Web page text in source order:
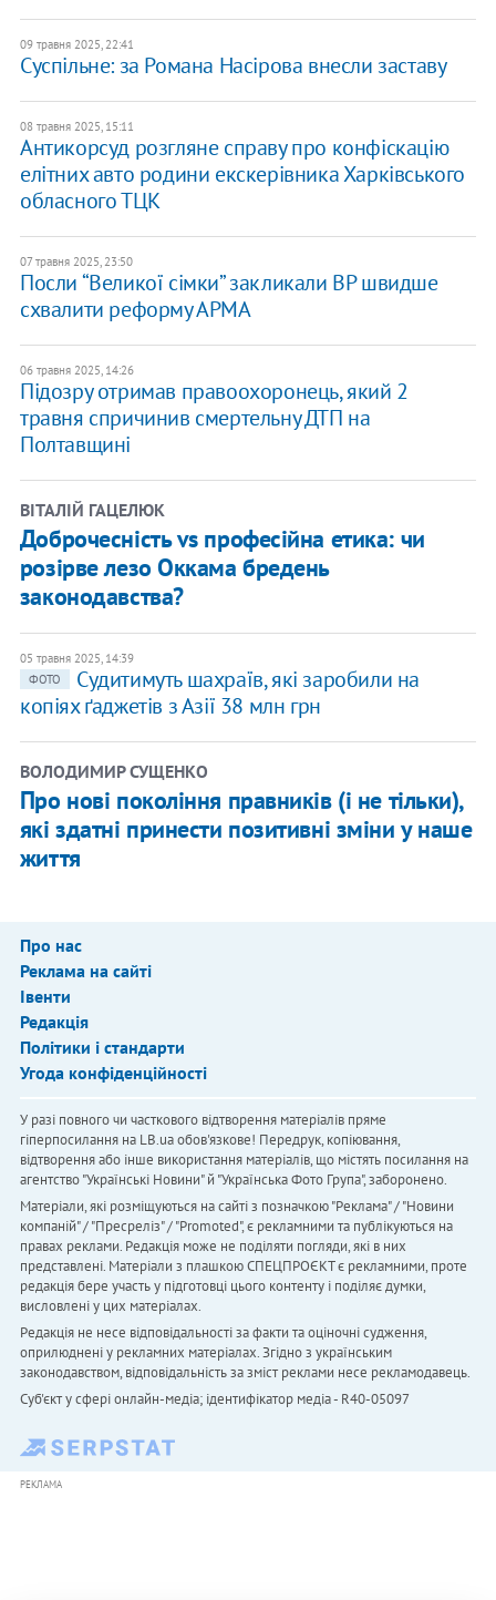
09 травня 2025, 22:41
Суспільне: за Романа Насірова внесли заставу
08 травня 2025, 15:11
Антикорсуд розгляне справу про конфіскацію
елітних авто родини екскерівника Харківського
обласного ТЦК
07 травня 2025, 23:50
Посли “Великої сімки” закликали ВР швидше
схвалити реформу АРМА
06 травня 2025, 14:26
Підозру отримав правоохоронець, який 2
травня спричинив смертельну ДТП на
Полтавщині
ВІТАЛІЙ ГАЦЕЛЮК
Доброчесність vs професійна етика: чи
розірве лезо Оккама бредень
законодавства?
05 травня 2025, 14:39
ФОТО
Судитимуть шахраїв, які заробили на
копіях ґаджетів з Азії 38 млн грн
ВОЛОДИМИР СУЩЕНКО
Про нові покоління правників (і не тільки),
які здатні принести позитивні зміни у наше
життя
Про нас
Реклама на сайті
Івенти
Редакція
Політики і стандарти
Угода конфіденційності
У разі повного чи часткового відтворення матеріалів пряме
гіперпосилання на LB.ua обов'язкове! Передрук, копіювання,
відтворення або інше використання матеріалів, що містять посилання на
агентство "Українськi Новини" й "Українська Фото Група", заборонено.
Матеріали, які розміщуються на сайті з позначкою "Реклама" / "Новини
компаній" / "Пресреліз" / "Promoted", є рекламними та публікуються на
правах реклами. Редакція може не поділяти погляди, які в них
представлені. Матеріали з плашкою СПЕЦПРОЄКТ є рекламними, проте
редакція бере участь у підготовці цього контенту і поділяє думки,
висловлені у цих матеріалах.
Редакція не несе відповідальності за факти та оціночні судження,
оприлюднені у рекламних матеріалах. Згідно з українським
законодавством, відповідальність за зміст реклами несе рекламодавець.
Cуб'єкт у сфері онлайн-медіа; ідентифікатор медіа - R40-05097
РЕКЛАМА